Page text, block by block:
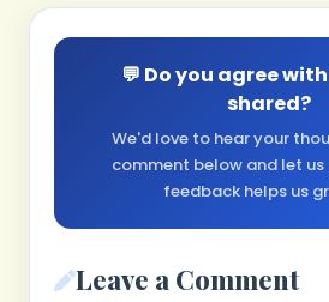
💬 Do you agree
shared?
We'd love to hear your
comment below and let
feedback helps us
Leave a Comment